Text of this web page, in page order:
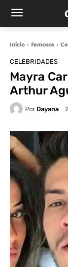
Início Famosos
CELEBRIDADES
Mayra
Arthur
Por Dayana